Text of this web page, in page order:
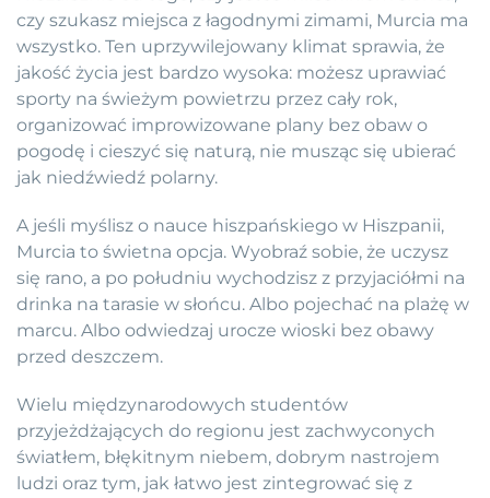
czy szukasz miejsca z łagodnymi zimami, Murcia ma
wszystko. Ten uprzywilejowany klimat sprawia, że
jakość życia jest bardzo wysoka: możesz uprawiać
sporty na świeżym powietrzu przez cały rok,
organizować improwizowane plany bez obaw o
pogodę i cieszyć się naturą, nie musząc się ubierać
jak niedźwiedź polarny.
A jeśli myślisz o nauce hiszpańskiego w Hiszpanii,
Murcia to świetna opcja. Wyobraź sobie, że uczysz
się rano, a po południu wychodzisz z przyjaciółmi na
drinka na tarasie w słońcu. Albo pojechać na plażę w
marcu. Albo odwiedzaj urocze wioski bez obawy
przed deszczem.
Wielu międzynarodowych studentów
przyjeżdżających do regionu jest zachwyconych
światłem, błękitnym niebem, dobrym nastrojem
ludzi oraz tym, jak łatwo jest zintegrować się z